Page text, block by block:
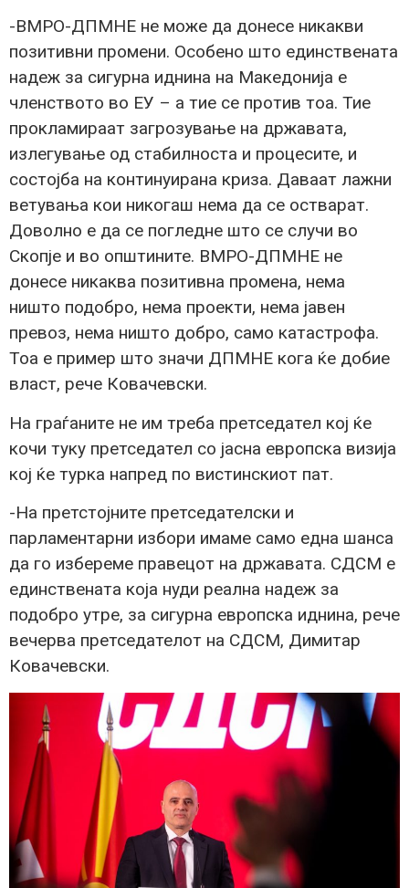
-ВМРО-ДПМНЕ не може да донесе никакви
позитивни промени. Особено што единствената
надеж за сигурна иднина на Македонија е
членството во ЕУ – а тие се против тоа. Тие
прокламираат загрозување на државата,
излегување од стабилноста и процесите, и
состојба на континуирана криза. Даваат лажни
ветувања кои никогаш нема да се остварат.
Доволно е да се погледне што се случи во
Скопје и во општините. ВМРО-ДПМНЕ не
донесе никаква позитивна промена, нема
ништо подобро, нема проекти, нема јавен
превоз, нема ништо добро, само катастрофа.
Тоа е пример што значи ДПМНЕ кога ќе добие
власт, рече Ковачевски.
На граѓаните не им треба претседател кој ќе
кочи туку претседател со јасна европска визија
кој ќе турка напред по вистинскиот пат.
-На претстојните претседателски и
парламентарни избори имаме само една шанса
да го избереме правецот на државата. СДСМ е
единствената која нуди реална надеж за
подобро утре, за сигурна европска иднина, рече
вечерва претседателот на СДСМ, Димитар
Ковачевски.